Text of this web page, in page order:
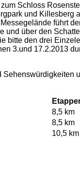
Schloss
und Killesberg
führt
und über den
bitte den drei
3.und 17.2.2013
8,5 km
8,5 km
10,5 km